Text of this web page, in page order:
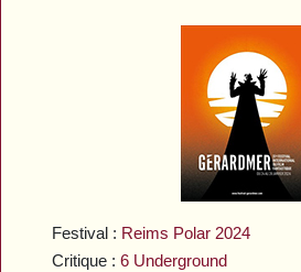
Festival : Reims Polar 2024
Critique :6 Underground